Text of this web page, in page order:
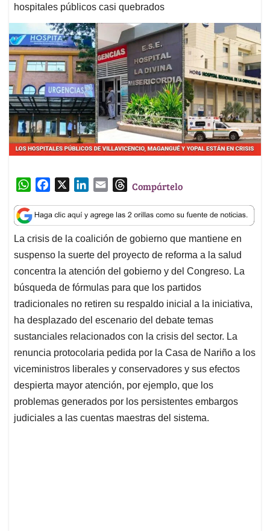
hospitales públicos casi quebrados
W
a
t
s
A
p
p
c
e
b
o
o
k
n
k
e
d
I
n
a
i
l
T
r
e
a
d
s
Compártelo
La crisis de la coalición de gobierno que mantiene en
suspenso la suerte del proyecto de reforma a la salud
concentra la atención del gobierno y del Congreso. La
búsqueda de fórmulas para que los partidos
tradicionales no retiren su respaldo inicial a la iniciativa,
ha desplazado del escenario del debate temas
sustanciales relacionados con la crisis del sector. La
renuncia protocolaria pedida por la Casa de Nariño a los
viceministros liberales y conservadores y sus efectos
despierta mayor atención, por ejemplo, que los
problemas generados por los persistentes embargos
judiciales a las cuentas maestras del sistema.